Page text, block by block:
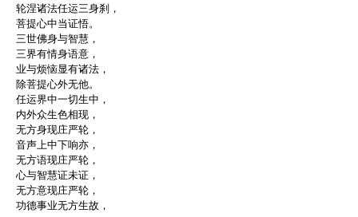
轮涅诸法任运三身刹，
菩提心中当证悟。
三世佛身与智慧，
三界有情身语意，
业与烦恼显有诸法，
除菩提心外无他。
任运界中一切生中，
内外众生色相现，
无方身现庄严轮，
音声上中下响亦，
无方语现庄严轮，
心与智慧证未证，
无方意现庄严轮，
功德事业无方生故，